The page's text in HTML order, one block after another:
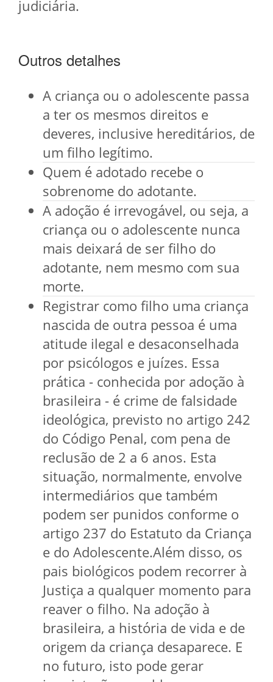
judiciária.
Outros detalhes
A criança ou o adolescente passa
a ter os mesmos direitos e
deveres, inclusive hereditários, de
um filho legítimo.
Quem é adotado recebe o
sobrenome do adotante.
A adoção é irrevogável, ou seja, a
criança ou o adolescente nunca
mais deixará de ser filho do
adotante, nem mesmo com sua
morte.
Registrar como filho uma criança
nascida de outra pessoa é uma
atitude ilegal e desaconselhada
por psicólogos e juízes. Essa
prática - conhecida por adoção à
brasileira - é crime de falsidade
ideológica, previsto no artigo 242
do Código Penal, com pena de
reclusão de 2 a 6 anos. Esta
situação, normalmente, envolve
intermediários que também
podem ser punidos conforme o
artigo 237 do Estatuto da Criança
e do Adolescente.Além disso, os
pais biológicos podem recorrer à
Justiça a qualquer momento para
reaver o filho. Na adoção à
brasileira, a história de vida e de
origem da criança desaparece. E
no futuro, isto pode gerar